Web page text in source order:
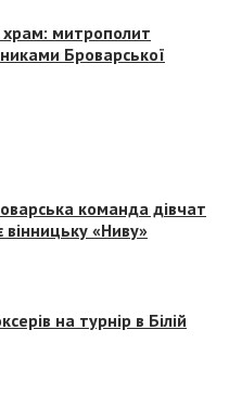
митрополит
Броварської
команда дівчат
«Ниву»
на турнір в Білій